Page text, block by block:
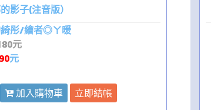
影子(注音版）
彤/繪者◎ㄚ暖
元
元
加入購物車 立即結帳